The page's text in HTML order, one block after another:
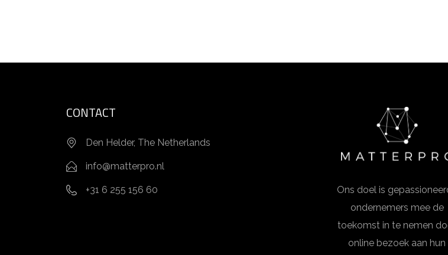
CONTACT
Den Helder, The Netherlands
info@matterpro.nl
+31 6 255 156 60
Ons doel is
ondernemers mee de
toekomst in te nemen
online bezoek aan hun